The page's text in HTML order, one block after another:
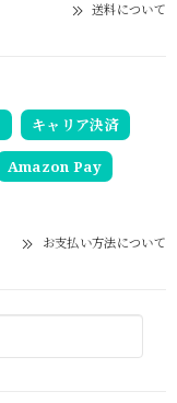
送料について
キャリア決済
Amazon Pay
お支払い方法について